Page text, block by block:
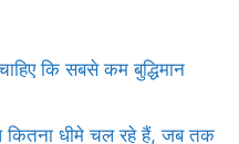
कि सबसे कम बुद्धिमान
कितना धीमे चल रहे हैं, जब तक